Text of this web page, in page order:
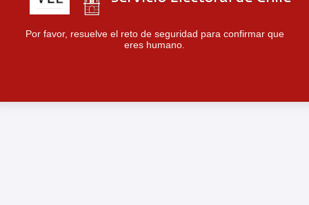
Por favor, resuelve el reto de seguridad para confirmar que
eres humano.